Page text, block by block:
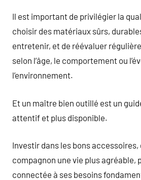
Il est important de privilégier la
choisir des matériaux sûrs,
entretenir, et de réévaluer
selon l’âge, le comportement ou
l’environnement.
Et un maître bien outillé est un
attentif et plus disponible.
Investir dans les bons accessoires,
compagnon une vie plus agréable,
connectée à ses besoins